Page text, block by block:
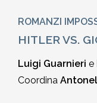
ROMANZI
HITLER VS.
Luigi Guarnieri e
Coordina